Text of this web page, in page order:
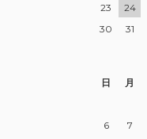
23
24
30
31
日
月
6
7